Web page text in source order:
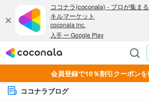
会員登録で10％割引クーポンを
ココナラブログ